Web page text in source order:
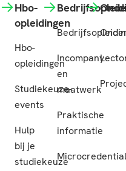
Hbo-
opleidingen
Hbo-
opleidingen
Studiekeuze-
events
Hulp
bij je
studiekeuze
Incompany
en
maatwerk
Praktische
informatie